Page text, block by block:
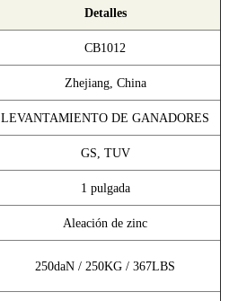
Detalles
CB1012
Zhejiang, China
LEVANTAMIENTO DE GANADORES
GS, TUV
1 pulgada
Aleación de zinc
250daN / 250KG / 367LBS